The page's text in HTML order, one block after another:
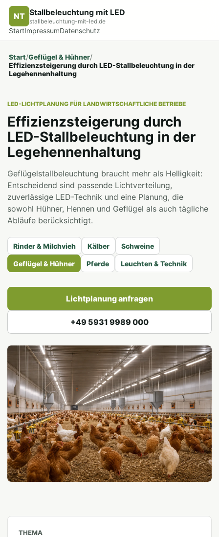
NT Stallbeleuchtung mit LED
stallbeleuchtung-mit-led.de
StartImpressumDatenschutz
Start/Geflügel & Hühner/
Effizienzsteigerung durch LED-Stallbeleuchtung in der
Legehennenhaltung
LED-LICHTPLANUNG FÜR LANDWIRTSCHAFTLICHE BETRIEBE
Effizienzsteigerung durch
LED-Stallbeleuchtung in der
Legehennenhaltung
Geflügelstallbeleuchtung braucht mehr als Helligkeit:
Entscheidend sind passende Lichtverteilung,
zuverlässige LED-Technik und eine Planung, die
sowohl Hühner, Hennen und Geflügel als auch tägliche
Abläufe berücksichtigt.
Rinder & Milchvieh Kälber Schweine
Geflügel & Hühner Pferde Leuchten & Technik
Lichtplanung anfragen
+49 5931 9989 000
THEMA